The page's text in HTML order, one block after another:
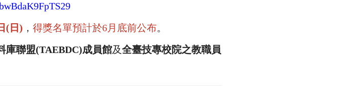
(日) ， 得獎名單預計於6月底前公布。
庫聯盟(TAEBDC)成員館及全臺技專校院之教職員